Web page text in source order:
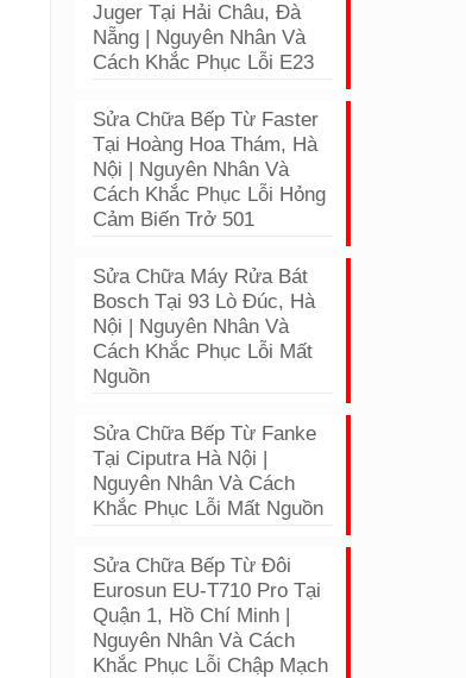
Juger Tại Hải Châu, Đà
Nẵng | Nguyên Nhân Và
Cách Khắc Phục Lỗi E23
Sửa Chữa Bếp Từ Faster
Tại Hoàng Hoa Thám, Hà
Nội | Nguyên Nhân Và
Cách Khắc Phục Lỗi Hỏng
Cảm Biến Trở 501
Sửa Chữa Máy Rửa Bát
Bosch Tại 93 Lò Đúc, Hà
Nội | Nguyên Nhân Và
Cách Khắc Phục Lỗi Mất
Nguồn
Sửa Chữa Bếp Từ Fanke
Tại Ciputra Hà Nội |
Nguyên Nhân Và Cách
Khắc Phục Lỗi Mất Nguồn
Sửa Chữa Bếp Từ Đôi
Eurosun EU-T710 Pro Tại
Quận 1, Hồ Chí Minh |
Nguyên Nhân Và Cách
Khắc Phục Lỗi Chập Mạch